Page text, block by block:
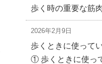
歩く時の重要な筋
2026年2月9日
歩くときに使って
① 歩くときに使っ